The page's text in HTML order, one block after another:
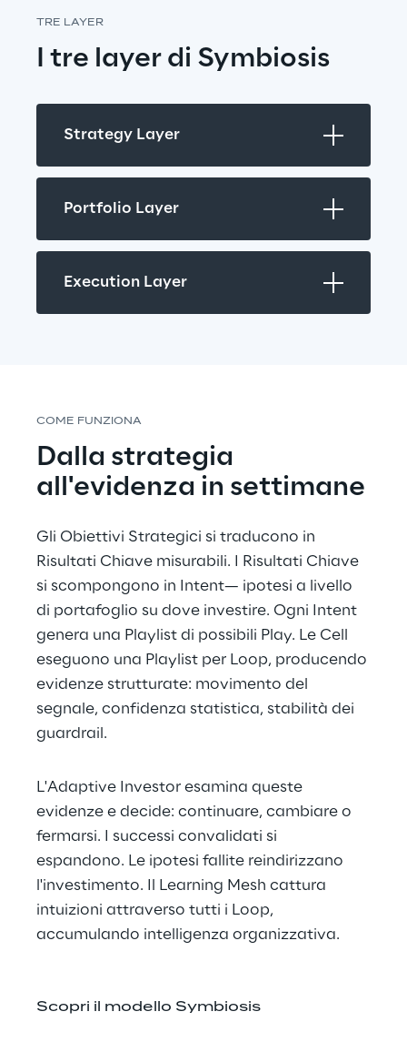
TRE LAYER
I tre layer di Symbiosis
Strategy Layer
Portfolio Layer
Execution Layer
COME FUNZIONA
Dalla strategia
all'evidenza in settimane
Gli Obiettivi Strategici si traducono in
Risultati Chiave misurabili. I Risultati Chiave
si scompongono in Intent— ipotesi a livello
di portafoglio su dove investire. Ogni Intent
genera una Playlist di possibili Play. Le Cell
eseguono una Playlist per Loop, producendo
evidenze strutturate: movimento del
segnale, confidenza statistica, stabilità dei
guardrail.
L'Adaptive Investor esamina queste
evidenze e decide: continuare, cambiare o
fermarsi. I successi convalidati si
espandono. Le ipotesi fallite reindirizzano
l'investimento. Il Learning Mesh cattura
intuizioni attraverso tutti i Loop,
accumulando intelligenza organizzativa.
Scopri il modello Symbiosis